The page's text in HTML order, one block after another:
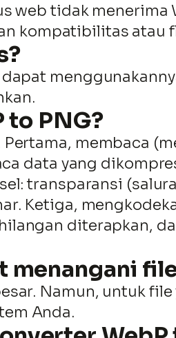
tidak menerima
kompatibilitas
to PNG?
membaca
data yang
transparansi
Ketiga,
diterapkan,
menangani
Namun, untuk
Anda.